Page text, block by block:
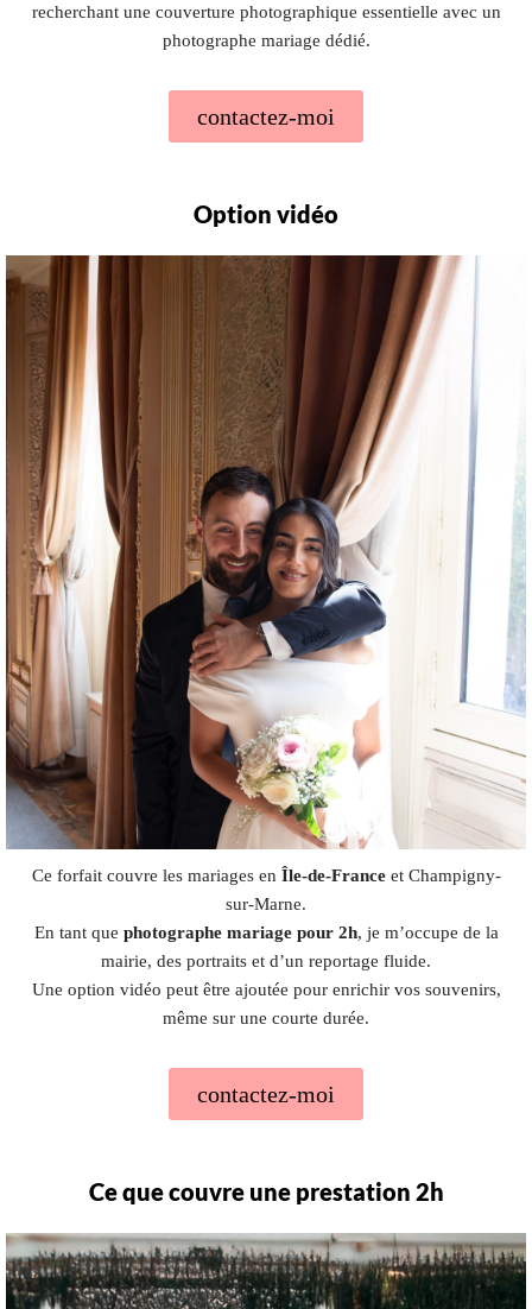
recherchant une couverture photographique essentielle avec un
photographe mariage dédié.
contactez-moi
Option vidéo
Ce forfait couvre les mariages en Île-de-Franceet Champigny-
sur-Marne.
En tant que photographe mariage pour 2h, je m’occupe de la
mairie, des portraits et d’un reportage fluide.
Une option vidéo peut être ajoutée pour enrichir vos souvenirs,
même sur une courte durée.
contactez-moi
Ce que couvre une prestation 2h